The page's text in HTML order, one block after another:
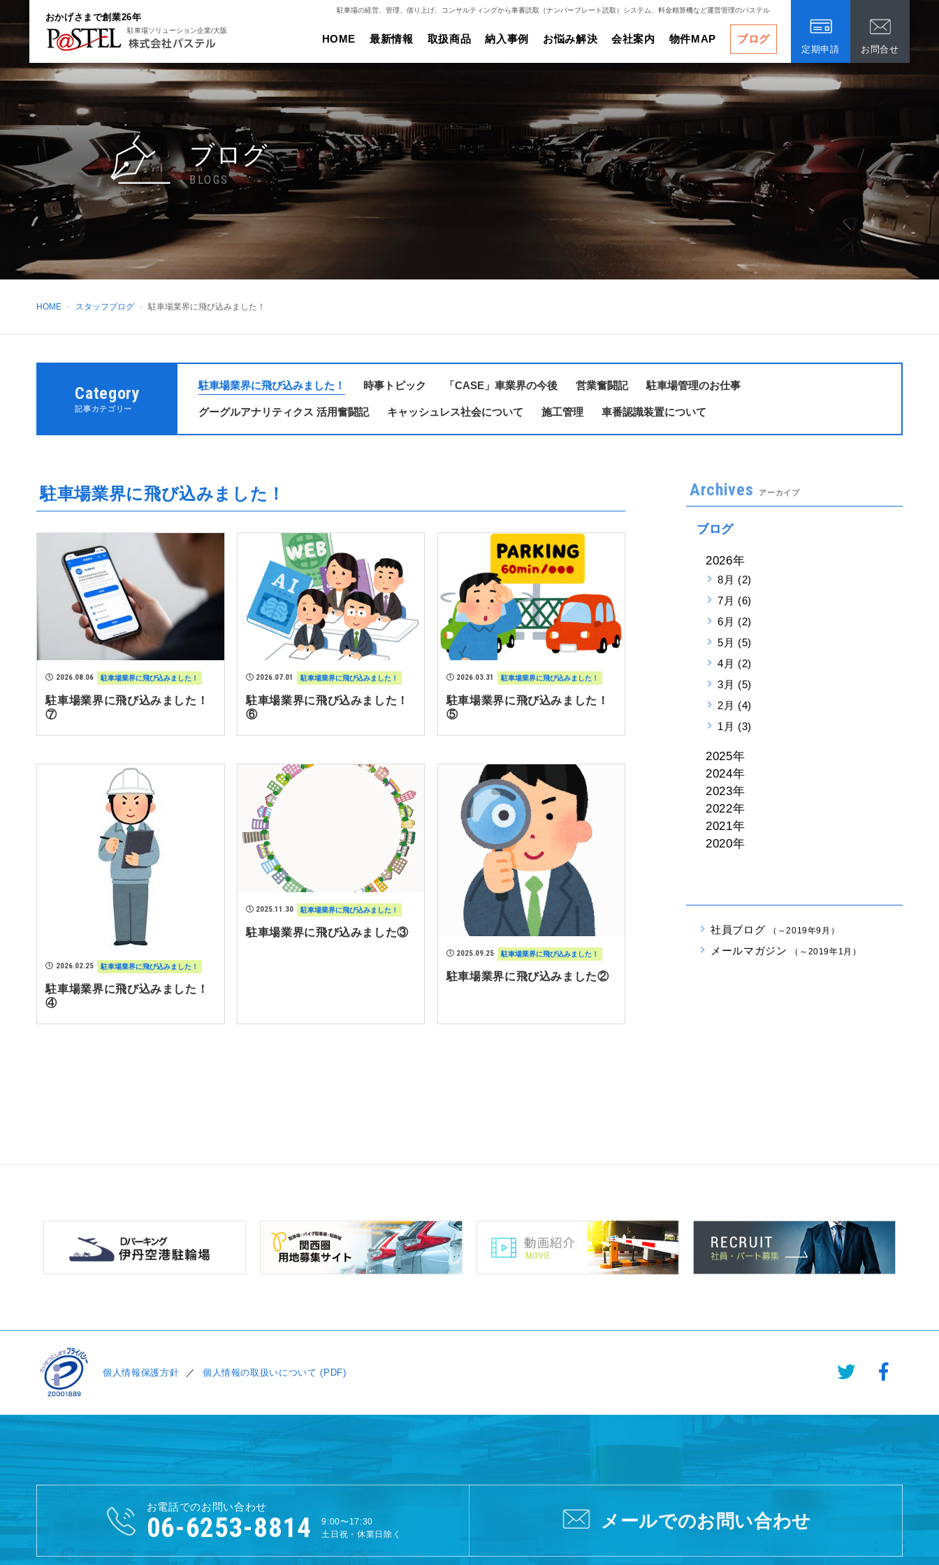
おかげさまで創業26年
駐車場ソリューション企業/大阪
駐車場の経営、管理、借り上げ、コンサルティングから車番読取（ナンバープレート読取）システム、料金精算機など運営管理のパステル
HOME 最新情報 取扱商品 納入事例 お悩み解決 会社案内 物件MAP ブログ
定期申請 お問合せ
ブログ
BLOGS
HOME スタッフブログ 駐車場業界に飛び込みました！
Category
記事カテゴリー
駐車場業界に飛び込みました！ 時事トピック 「CASE」車業界の今後 営業奮闘記 駐車場管理のお仕事
グーグルアナリティクス 活用奮闘記 キャッシュレス社会について 施工管理 車番認識装置について
駐車場業界に飛び込みました！
2026.08.06 駐車場業界に飛び込みました！
駐車場業界に飛び込みました！
⑦
2026.07.01 駐車場業界に飛び込みました！
駐車場業界に飛び込みました！
⑥
2026.03.31 駐車場業界に飛び込みました！
駐車場業界に飛び込みました！
⑤
2026.02.25 駐車場業界に飛び込みました！
駐車場業界に飛び込みました！
④
2025.11.30 駐車場業界に飛び込みました！
駐車場業界に飛び込みました③
2025.09.25 駐車場業界に飛び込みました！
駐車場業界に飛び込みました②
Archives アーカイブ
ブログ
2026年
8月 (2)
7月 (6)
6月 (2)
5月 (5)
4月 (2)
3月 (5)
2月 (4)
1月 (3)
2025年
2024年
2023年
2022年
2021年
2020年
社員ブログ （～2019年9月）
メールマガジン （～2019年1月）
個人情報保護方針 個人情報の取扱いについて (PDF)
お電話でのお問い合わせ
06-6253-8814
9:00〜17:30
土日祝・休業日除く
メールでのお問い合わせ